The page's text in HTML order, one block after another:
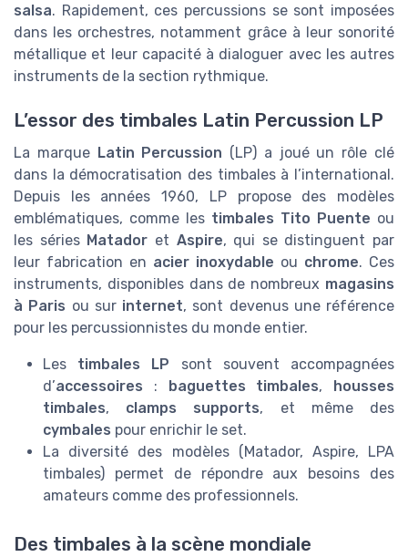
salsa. Rapidement, ces percussions se sont imposées
dans les orchestres, notamment grâce à leur sonorité
métallique et leur capacité à dialoguer avec les autres
instruments de la section rythmique.
L’essor des timbales Latin Percussion LP
La marque Latin Percussion (LP) a joué un rôle clé
dans la démocratisation des timbales à l’international.
Depuis les années 1960, LP propose des modèles
emblématiques, comme les timbales Tito Puente ou
les séries Matador et Aspire, qui se distinguent par
leur fabrication en acier inoxydable ou chrome. Ces
instruments, disponibles dans de nombreux magasins
à Paris ou sur internet, sont devenus une référence
pour les percussionnistes du monde entier.
Les timbales LP sont souvent accompagnées
d’accessoires : baguettes timbales, housses
timbales, clamps supports, et même des
cymbales pour enrichir le set.
La diversité des modèles (Matador, Aspire, LPA
timbales) permet de répondre aux besoins des
amateurs comme des professionnels.
Des timbales à la scène mondiale